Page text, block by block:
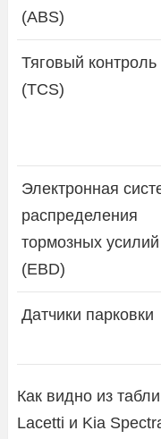
(ABS)
Тяговый контроль
(TCS)
Электронная
распределения
тормозных усилий
(EBD)
Датчики парковки
Как видно из
Lacetti и Kia